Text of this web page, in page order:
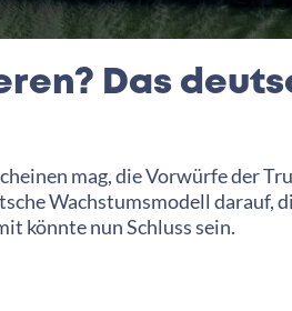
Das
mag, die Vorwürfe der
Wachstumsmodell darauf,
könnte nun Schluss sein.